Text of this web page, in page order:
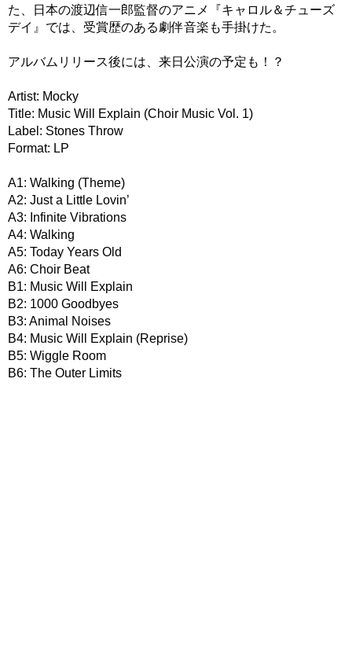
た、日本の渡辺信一郎監督のアニメ『キャロル＆チューズ
デイ』では、受賞歴のある劇伴音楽も手掛けた。
アルバムリリース後には、来日公演の予定も！？
Artist: Mocky
Title: Music Will Explain (Choir Music Vol. 1)
Label: Stones Throw
Format: LP
A1: Walking (Theme)
A2: Just a Little Lovin’
A3: Infinite Vibrations
A4: Walking
A5: Today Years Old
A6: Choir Beat
B1: Music Will Explain
B2: 1000 Goodbyes
B3: Animal Noises
B4: Music Will Explain (Reprise)
B5: Wiggle Room
B6: The Outer Limits